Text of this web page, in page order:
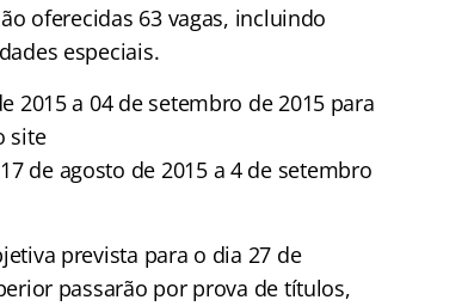
oferecidas 63 vagas, incluindo
especiais.
2015 a 04 de setembro de 2015 para
site
de agosto de 2015 a 4 de setembro
prevista para o dia 27 de
passarão por prova de títulos,